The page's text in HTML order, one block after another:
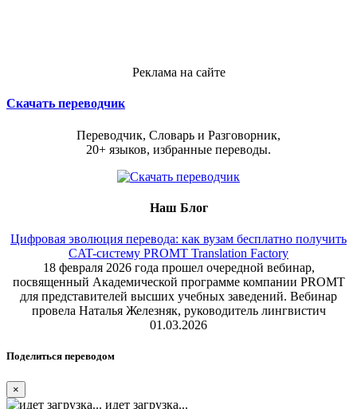
Реклама на сайте
Скачать переводчик
Переводчик, Словарь и Разговорник,
20+ языков, избранные переводы.
Наш Блог
Цифровая эволюция перевода: как вузам бесплатно получить
CAT-систему PROMT Translation Factory
18 февраля 2026 года прошел очередной вебинар,
посвященный Академической программе компании PROMT
для представителей высших учебных заведений. Вебинар
провела Наталья Железняк, руководитель лингвистич
01.03.2026
Поделиться переводом
×
идет загрузка...